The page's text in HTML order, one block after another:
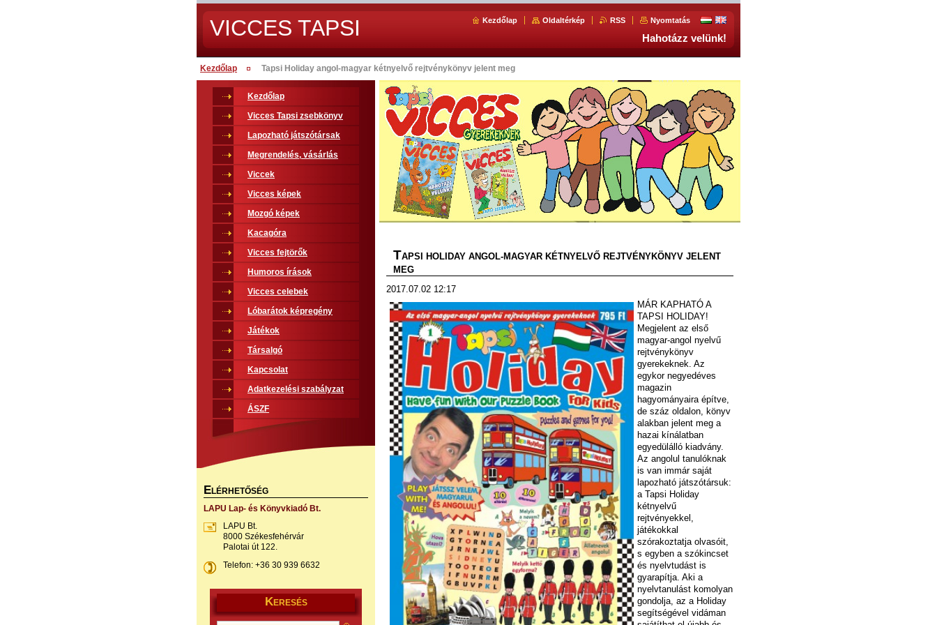
VICCES TAPSI Kezdőlap Oldaltérkép RSS Nyomtatás
Hahotázz velünk!
Kezdőlap Tapsi Holiday angol-magyar kétnyelvő rejtvénykönyv jelent meg
TAPSI HOLIDAY ANGOL-MAGYAR KÉTNYELVŐ REJTVÉNYKÖNYV JELENT
MEG
2017.07.02 12:17
MÁR KAPHATÓ A
TAPSI HOLIDAY!
Megjelent az első
magyar-angol nyelvű
rejtvénykönyv
gyerekeknek. Az
egykor negyedéves
magazin
hagyományaira építve,
de száz oldalon, könyv
alakban jelent meg a
hazai kínálatban
egyedülálló kiadvány.
Az angolul tanulóknak
is van immár saját
lapozható játszótársuk:
a Tapsi Holiday
kétnyelvű
rejtvényekkel,
játékokkal
szórakoztatja olvasóit,
s egyben a szókincset
és nyelvtudást is
gyarapítja. Aki a
nyelvtanulást komolyan
gondolja, az a Holiday
segítségével vidáman
Kezdőlap
Vicces Tapsi zsebkönyv
Lapozható játszótársak
Megrendelés, vásárlás
Viccek
Vicces képek
Mozgó képek
Kacagóra
Vicces fejtörők
Humoros írások
Vicces celebek
Lóbarátok képregény
Játékok
Társalgó
Kapcsolat
Adatkezelési szabályzat
ÁSZF
ELÉRHETŐSÉG
LAPU Lap- és Könyvkiadó Bt.
LAPU Bt.
8000 Székesfehérvár
Palotai út 122.
Telefon: +36 30 939 6632
KERESÉS